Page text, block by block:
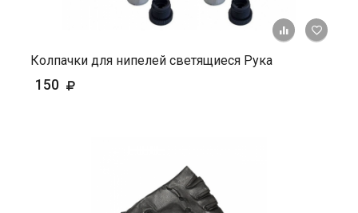
+ К
Колпачки для нипелей светящиеся Рука
150